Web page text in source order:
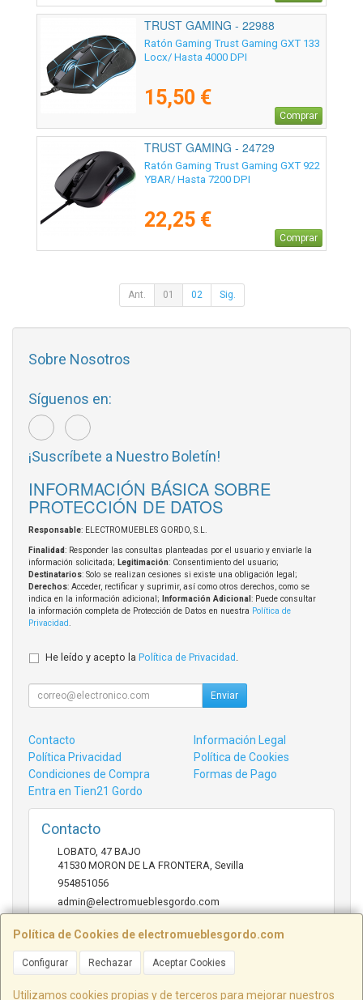
TRUST GAMING - 22988
Ratón Gaming Trust Gaming GXT 133
Locx/ Hasta 4000 DPI
15,50 €
Comprar
TRUST GAMING - 24729
Ratón Gaming Trust Gaming GXT 922
YBAR/ Hasta 7200 DPI
22,25 €
Comprar
Ant. 01 02 Sig.
Política de Cookies de electromueblesgordo.com
Configurar Rechazar Aceptar Cookies
Utilizamos cookies propias y de terceros para mejorar nuestros
Sobre Nosotros
Síguenos en:
¡Suscríbete a Nuestro Boletín!
INFORMACIÓN BÁSICA SOBRE
PROTECCIÓN DE DATOS
Responsable: ELECTROMUEBLES GORDO, S.L.
Finalidad: Responder las consultas planteadas por el usuario y enviarle la
información solicitada; Legitimación: Consentimiento del usuario;
Destinatarios: Solo se realizan cesiones si existe una obligación legal;
Derechos: Acceder, rectificar y suprimir, así como otros derechos, como se
indica en la información adicional;
Información Adicional : Puede consultar
la información completa de Protección de Datos en nuestra Política de
Privacidad
He leído y acepto la Política de Privacidad
Enviar
Contacto
Información Legal
Política Privacidad
Política de Cookies
Condiciones de Compra
Formas de Pago
Entra en Tien21 Gordo
Contacto
LOBATO, 47 BAJO
41530 MORON DE LA FRONTERA Sevilla
954851056
admin@electromueblesgordo.com
Horario
cerrado.